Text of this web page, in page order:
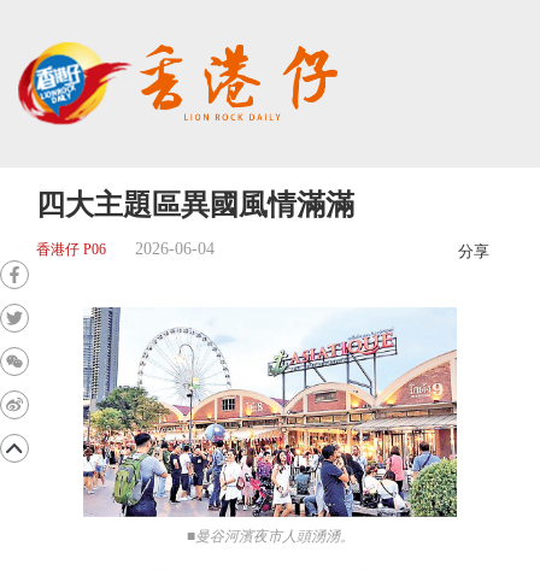
四大主題區異國風情滿滿
香港仔 P06 2026-06-04 分享
■曼谷河濱夜市人頭湧湧。